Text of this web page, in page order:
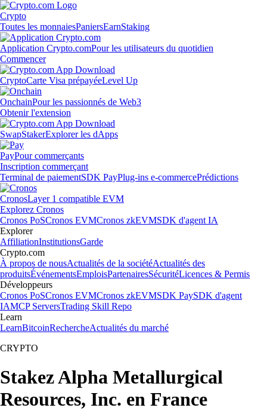
Crypto
Toutes les monnaiesPaniersEarnStaking
Application Crypto.comPour les utilisateurs du quotidien
Commencer
CryptoCarte Visa prépayéeLevel Up
OnchainPour les passionnés de Web3
Obtenir l'extension
SwapStakerExplorer les dApps
PayPour commerçants
Inscription commerçant
Terminal de paiementSDK PayPlug-ins e-commercePrédictions
CronosLayer 1 compatible EVM
Explorez Cronos
Cronos PoSCronos EVMCronos zkEVMSDK d'agent IA
Explorer
AffiliationInstitutionsGarde
Crypto.com
À propos de nousActualités de la sociétéActualités des
produitsÉvénementsEmploisPartenairesSécuritéLicences & Permis
Développeurs
Cronos PoSCronos EVMCronos zkEVMSDK PaySDK d'agent
IAMCP ServersTrading Skill Repo
Learn
LearnBitcoinRechercheActualités du marché
CRYPTO
Stakez Alpha Metallurgical
Resources, Inc. en France